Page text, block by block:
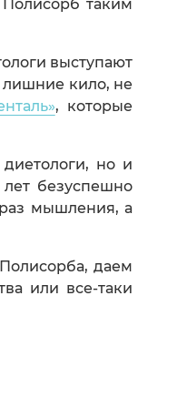
таким
выступают
лишние кило, не
, которые
но и
безуспешно
мышления, а
даем
или все-таки